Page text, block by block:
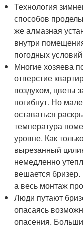
Технология
способов
же алмазная
внутри
погодных
Многие хозяева
отверстие
воздухом, цветы
погибнут. Но
оставаться
температура
уровне. Как
вырезанный
немедленно
вешается
а весь монтаж
Люди путают
опасаясь
опасения.